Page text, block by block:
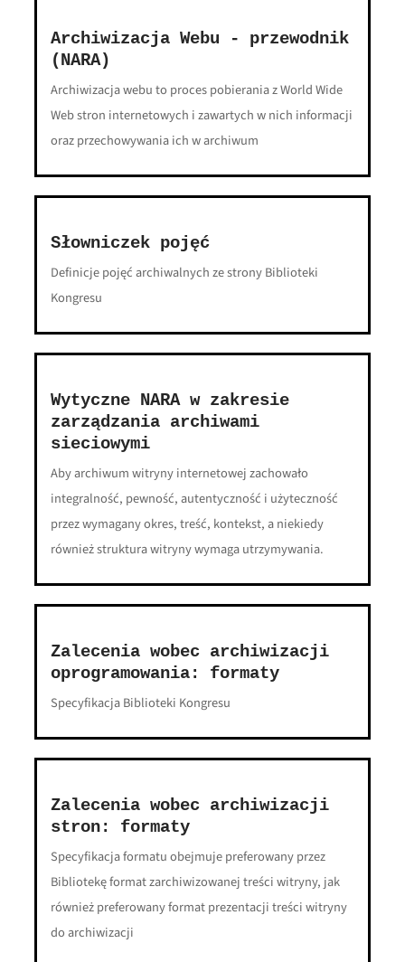
Archiwizacja Webu - przewodnik
(NARA)
Archiwizacja webu to proces pobierania z World Wide
Web stron internetowych i zawartych w nich informacji
oraz przechowywania ich w archiwum
Słowniczek pojęć
Definicje pojęć archiwalnych ze strony Biblioteki
Kongresu
Wytyczne NARA w zakresie
zarządzania archiwami
sieciowymi
Aby archiwum witryny internetowej zachowało
integralność, pewność, autentyczność i użyteczność
przez wymagany okres, treść, kontekst, a niekiedy
również struktura witryny wymaga utrzymywania.
Zalecenia wobec archiwizacji
oprogramowania: formaty
Specyfikacja Biblioteki Kongresu
Zalecenia wobec archiwizacji
stron: formaty
Specyfikacja formatu obejmuje preferowany przez
Bibliotekę format zarchiwizowanej treści witryny, jak
również preferowany format prezentacji treści witryny
do archiwizacji